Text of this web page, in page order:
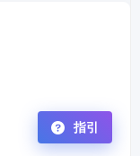
指引